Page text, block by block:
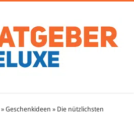
» Geschenkideen » Die nützlichsten